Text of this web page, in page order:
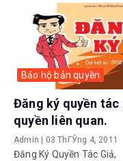
Bảo hộ bản quyền
Đăng ký quyền tác
quyền liên quan.
Admin 03 ThГЎng 4, 2011
Đăng Ký Quyền Tác Giả,